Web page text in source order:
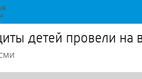
детей провели на